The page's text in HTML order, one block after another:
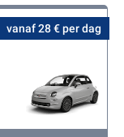
vanaf 28 € per dag